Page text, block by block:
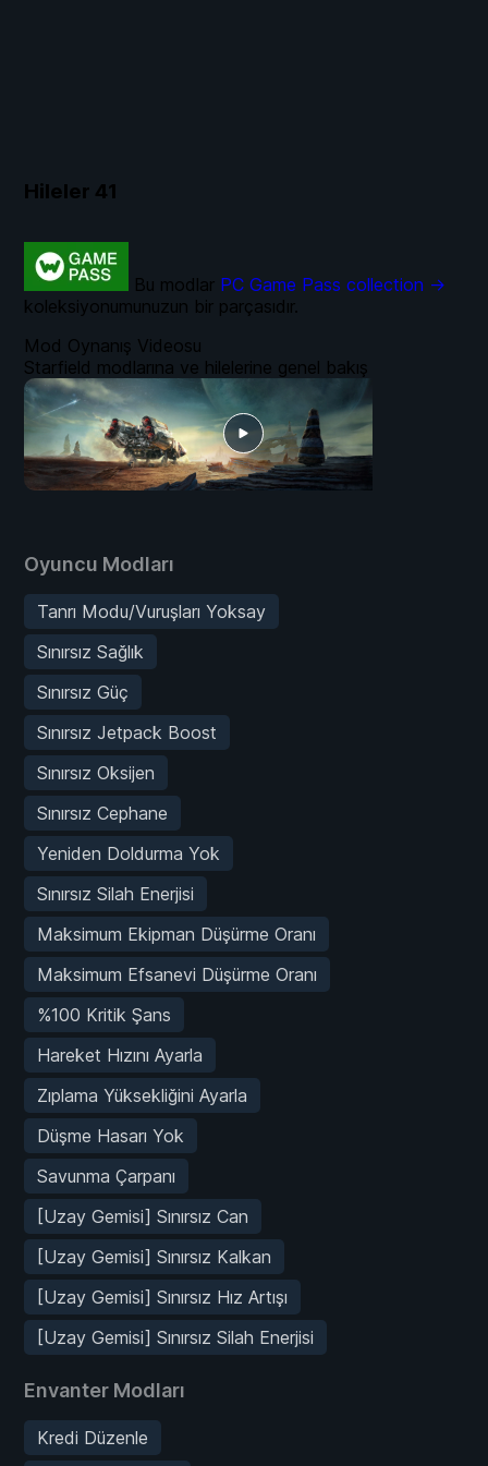
Hileler 41
Oyuncu Modları
Tanrı Modu/Vuruşları Yoksay
Sınırsız Sağlık
Sınırsız Güç
Sınırsız Jetpack Boost
Sınırsız Oksijen
Sınırsız Cephane
Yeniden Doldurma Yok
Sınırsız Silah Enerjisi
Maksimum Ekipman Düşürme Oranı
Maksimum Efsanevi Düşürme Oranı
%100 Kritik Şans
Hareket Hızını Ayarla
Zıplama Yüksekliğini Ayarla
Düşme Hasarı Yok
Savunma Çarpanı
[Uzay Gemisi] Sınırsız Can
[Uzay Gemisi] Sınırsız Kalkan
[Uzay Gemisi] Sınırsız Hız Artışı
[Uzay Gemisi] Sınırsız Silah Enerjisi
Envanter Modları
Kredi Düzenle
Mod Oynanış Videosu
Starfield modlarına ve hilelerine genel bakış
Bu modlar PC Game Pass collection →
koleksiyonumunuzun bir parçasıdır.